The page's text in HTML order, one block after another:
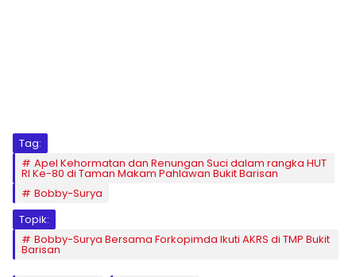
Tag:
Apel Kehormatan dan Renungan Suci dalam rangka HUT
RI Ke-80 di Taman Makam Pahlawan Bukit Barisan
Bobby-Surya
Topik:
Bobby-Surya Bersama Forkopimda Ikuti AKRS di TMP Bukit
Barisan